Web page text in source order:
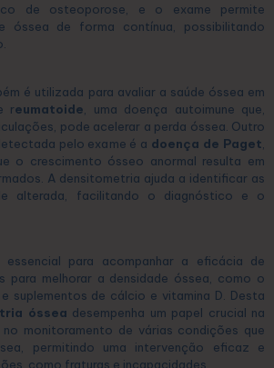
de osteoporose, e o exame permite
óssea de forma contínua, possibilitando
é utilizada para avaliar a saúde óssea em
reumatoide , uma doença autoimune que,
pode acelerar a perda óssea. Outro
pelo exame é a doença de Paget
o crescimento ósseo anormal resulta em
A densitometria ajuda a identificar as
alterada, facilitando o diagnóstico e o
para acompanhar a eficácia de
para melhorar a densidade óssea, como o
suplementos de cálcio e vitamina D. Desta
óssea desempenha um papel crucial na
monitoramento de várias condições que
permitindo uma intervenção eficaz e
como fraturas e incapacidades.